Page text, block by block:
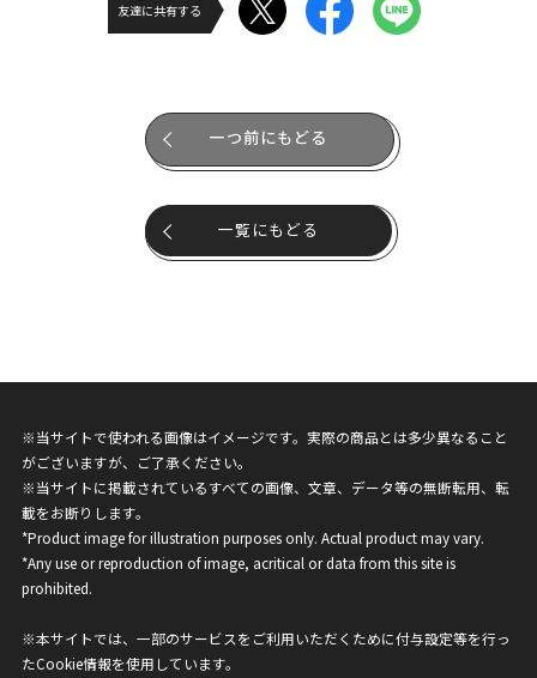
友達に共有する
一つ前にもどる
一覧にもどる
※当サイトで使われる画像はイメージです。実際の商品とは多少異なること
がございますが、ご了承ください。
※当サイトに掲載されているすべての画像、文章、データ等の無断転用、転
載をお断りします。
*Product image for illustration purposes only. Actual product may vary.
*Any use or reproduction of image, acritical or data from this site is
prohibited.
※本サイトでは、一部のサービスをご利用いただくために付与設定等を行っ
たCookie情報を使用しています。